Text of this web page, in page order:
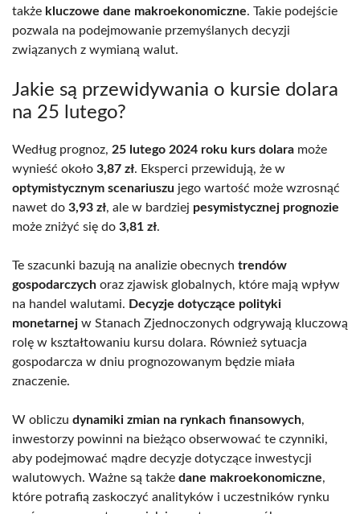
także kluczowe dane makroekonomiczne. Takie podejście
pozwala na podejmowanie przemyślanych decyzji
związanych z wymianą walut.
Jakie są przewidywania o kursie dolara
na 25 lutego?
Według prognoz, 25 lutego 2024 roku kurs dolara może
wynieść około 3,87 zł. Eksperci przewidują, że w
optymistycznym scenariuszu jego wartość może wzrosnąć
nawet do 3,93 zł, ale w bardziej pesymistycznej prognozie
może zniżyć się do 3,81 zł.
Te szacunki bazują na analizie obecnych trendów
gospodarczych oraz zjawisk globalnych, które mają wpływ
na handel walutami. Decyzje dotyczące polityki
monetarnej w Stanach Zjednoczonych odgrywają kluczową
rolę w kształtowaniu kursu dolara. Również sytuacja
gospodarcza w dniu prognozowanym będzie miała
znaczenie.
W obliczu dynamiki zmian na rynkach finansowych,
inwestorzy powinni na bieżąco obserwować te czynniki,
aby podejmować mądre decyzje dotyczące inwestycji
walutowych. Ważne są także dane makroekonomiczne,
które potrafią zaskoczyć analityków i uczestników rynku